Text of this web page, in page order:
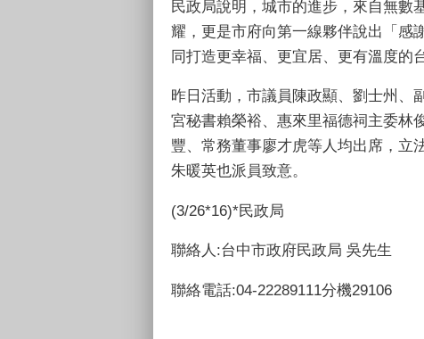
民政局說明，城市的進步，來自無數
耀，更是市府向第一線夥伴說出「感
同打造更幸福、更宜居、更有溫度的
昨日活動，市議員陳政顯、劉士州、
宮秘書賴榮裕、惠來里福德祠主委林
豐、常務董事廖才虎等人均出席，立
朱暖英也派員致意。
(3/26*16)*民政局
聯絡人:台中市政府民政局 吳先生
聯絡電話:04-22289111分機29106